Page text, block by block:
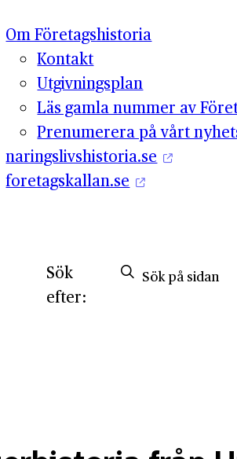
Om Företagshistoria
Kontakt
Utgivningsplan
Läs gamla nummer av
Prenumerera på vårt
naringslivshistoria.se
foretagskallan.se
Sök
efter: